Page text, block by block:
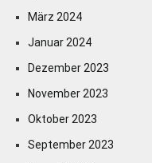
März 2024
Januar 2024
Dezember 2023
November 2023
Oktober 2023
September 2023